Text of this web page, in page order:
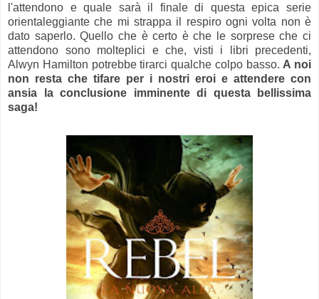
l'attendono e quale sarà il finale di questa epica serie
orientaleggiante che mi strappa il respiro ogni volta non è
dato saperlo. Quello che è certo è che le sorprese che ci
attendono sono molteplici e che, visti i libri precedenti,
Alwyn Hamilton potrebbe tirarci qualche colpo basso. A noi
non resta che tifare per i nostri eroi e attendere con
ansia la conclusione imminente di questa bellissima
saga!